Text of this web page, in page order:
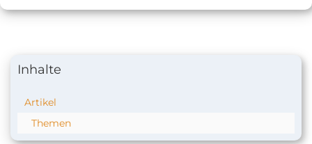
Inhalte
Artikel
Themen